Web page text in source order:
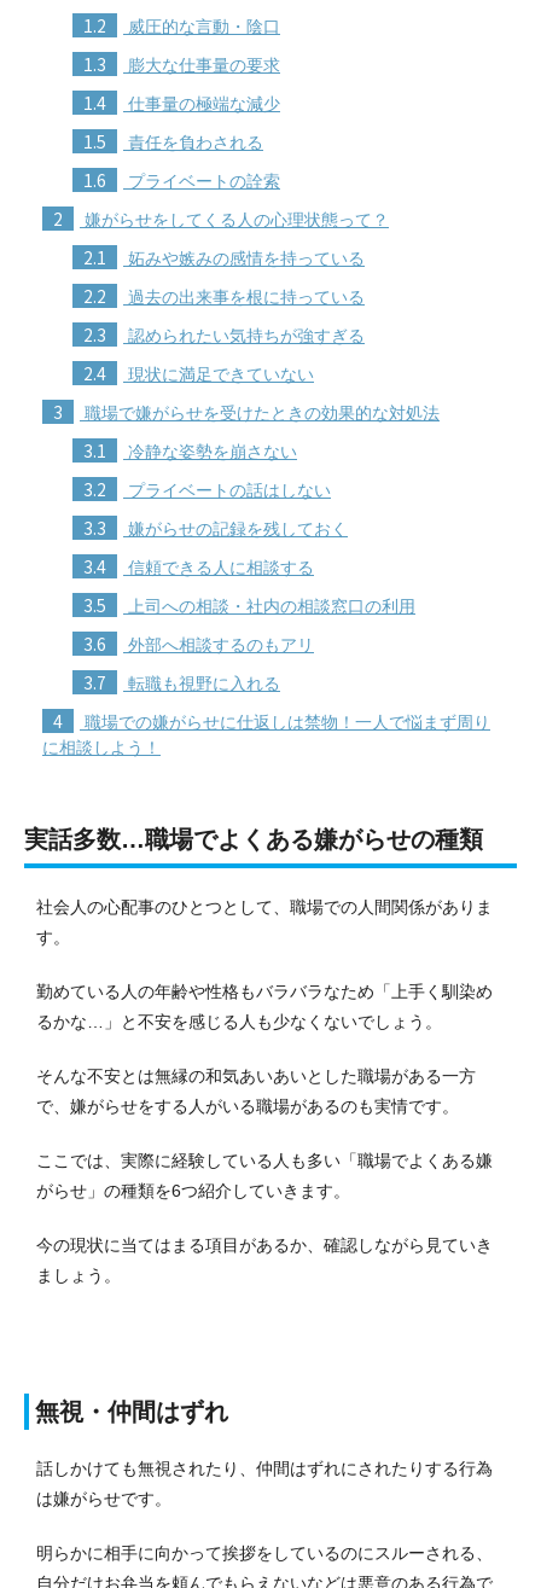
1.2 威圧的な言動・陰口
1.3 膨大な仕事量の要求
1.4 仕事量の極端な減少
1.5 責任を負わされる
1.6 プライベートの詮索
2 嫌がらせをしてくる人の心理状態って？
2.1 妬みや嫉みの感情を持っている
2.2 過去の出来事を根に持っている
2.3 認められたい気持ちが強すぎる
2.4 現状に満足できていない
3 職場で嫌がらせを受けたときの効果的な対処法
3.1 冷静な姿勢を崩さない
3.2 プライベートの話はしない
3.3 嫌がらせの記録を残しておく
3.4 信頼できる人に相談する
3.5 上司への相談・社内の相談窓口の利用
3.6 外部へ相談するのもアリ
3.7 転職も視野に入れる
4
職場での嫌がらせに仕返しは禁物！一人で悩まず周り
に相談しよう！
実話多数…職場でよくある嫌がらせの種類
社会人の心配事のひとつとして、職場での人間関係がありま
す。
勤めている人の年齢や性格もバラバラなため「上手く馴染め
るかな…」と不安を感じる人も少なくないでしょう。
そんな不安とは無縁の和気あいあいとした職場がある一方
で、嫌がらせをする人がいる職場があるのも実情です。
ここでは、実際に経験している人も多い「職場でよくある嫌
がらせ」の種類を6つ紹介していきます。
今の現状に当てはまる項目があるか、確認しながら見ていき
ましょう。
無視・仲間はずれ
話しかけても無視されたり、仲間はずれにされたりする行為
は嫌がらせです。
明らかに相手に向かって挨拶をしているのにスルーされる、
自分だけお弁当を頼んでもらえないなどは悪意のある行為で